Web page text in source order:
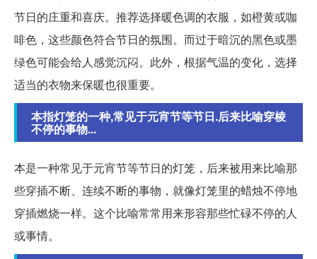
节日的庄重和喜庆。推荐选择暖色调的衣服，如橙黄或咖
啡色，这些颜色符合节日的氛围。而过于暗沉的黑色或墨
绿色可能会给人感觉沉闷。此外，根据气温的变化，选择
适当的衣物来保暖也很重要。
本指灯笼的一种,常见于元宵节等节日.后来比喻穿棱
不停的事物...
本是一种常见于元宵节等节日的灯笼，后来被用来比喻那
些穿插不断、连续不断的事物，就像灯笼里的蜡烛不停地
穿插燃烧一样。这个比喻常常用来形容那些忙碌不停的人
或事情。